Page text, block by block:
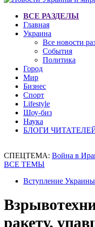
ВСЕ РАЗДЕЛЫ
Главная
Украина
Все новости
События
Политика
Город
Мир
Бизнес
Спорт
Lifestyle
Шоу-биз
Наука
БЛОГИ
СПЕЦТЕМА: Война в
ВСЕ ТЕМЫ
Вступление
ракету,